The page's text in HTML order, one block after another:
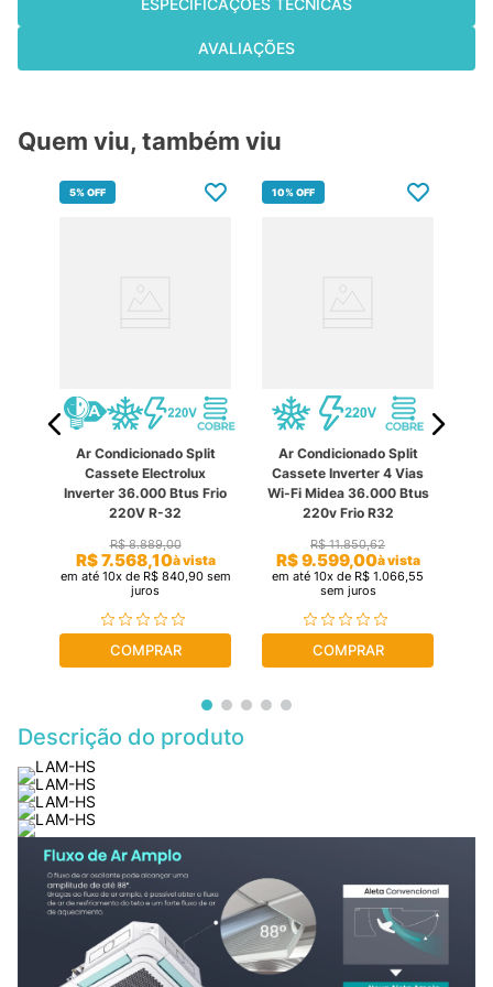
ESPECIFICAÇÕES TÉCNICAS
AVALIAÇÕES
Quem viu, também viu
5%OFF
Ar Condicionado Split
Cassete Electrolux
Inverter 36.000 Btus Frio
220V R-32
R$ 8.889,00
R$7.568,10à vista
em até 10x de R$ 840,90sem
juros
COMPRAR
10%OFF
Ar Condicionado Split
Cassete Inverter 4 Vias
Wi-Fi Midea 36.000 Btus
220v Frio R32
R$ 11.850,62
R$9.599,00à vista
em até 10x de R$ 1.066,55
sem juros
COMPRAR
Descrição do produto